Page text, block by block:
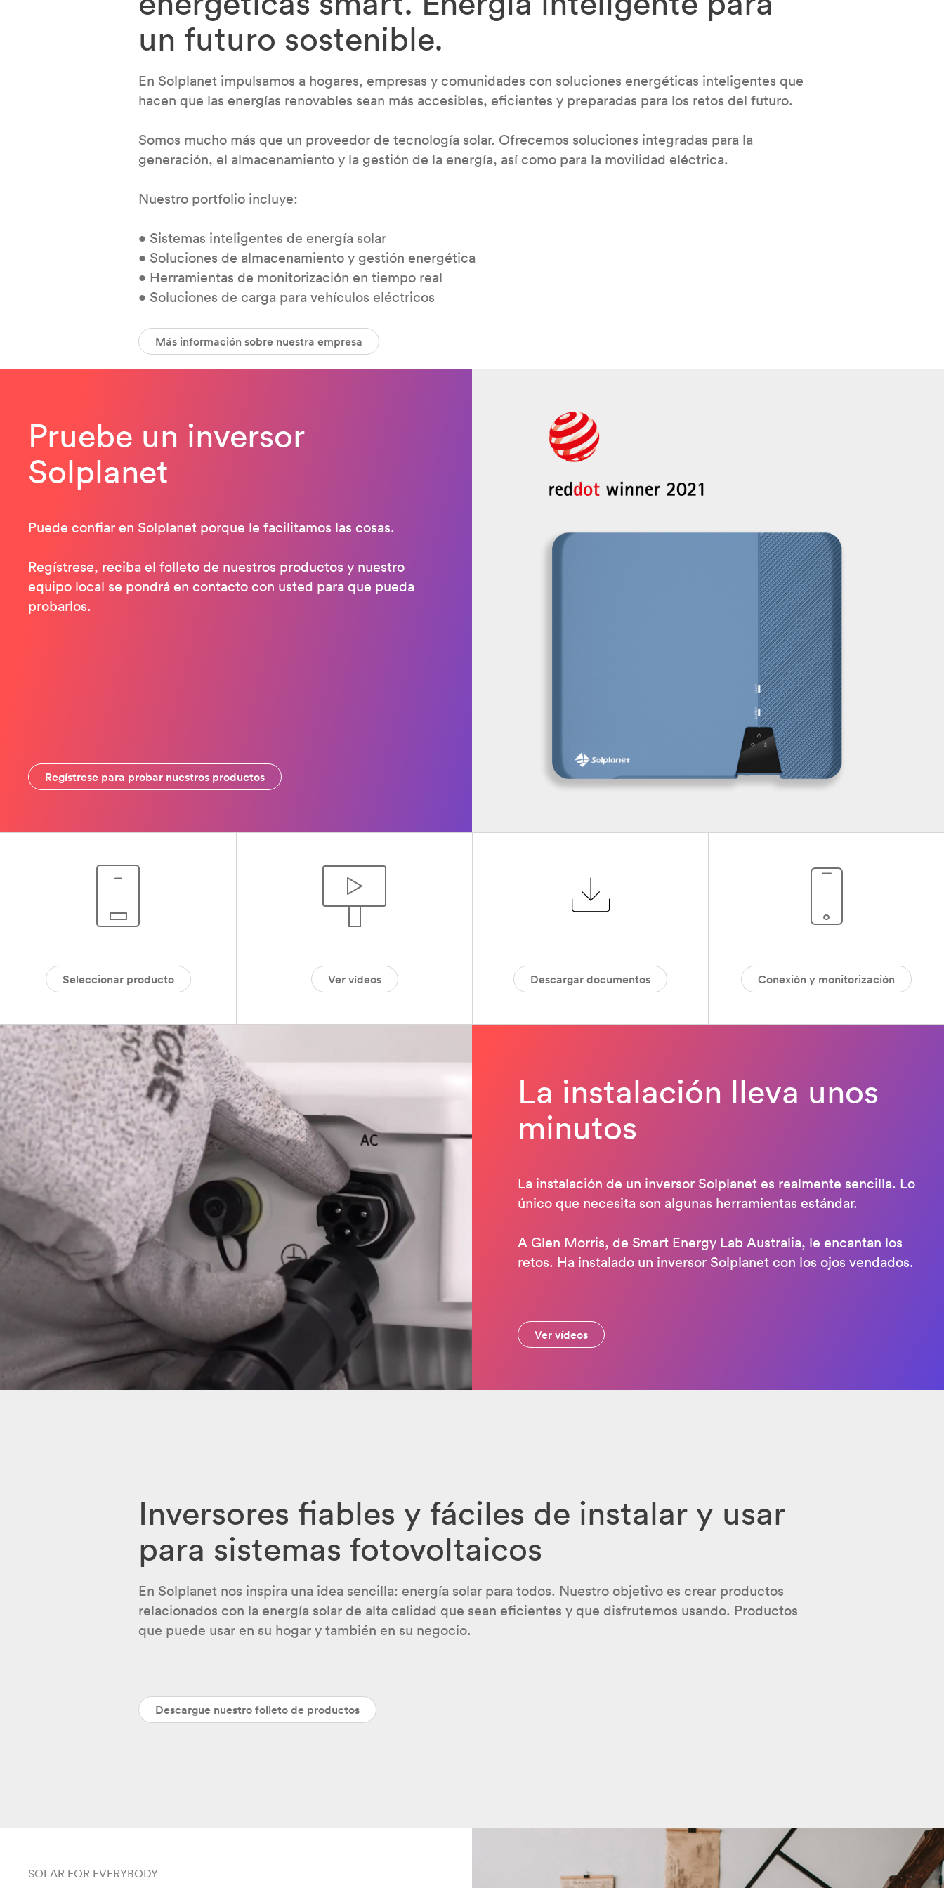
un futuro sostenible.
En Solplanet impulsamos a hogares, empresas y comunidades con soluciones energéticas inteligentes que
hacen que las energías renovables sean más accesibles, eficientes y preparadas para los retos del futuro.
Somos mucho más que un proveedor de tecnología solar. Ofrecemos soluciones integradas para la
generación, el almacenamiento y la gestión de la energía, así como para la movilidad eléctrica.
Nuestro portfolio incluye:
• Sistemas inteligentes de energía solar
• Soluciones de almacenamiento y gestión energética
• Herramientas de monitorización en tiempo real
• Soluciones de carga para vehículos eléctricos
Más información sobre nuestra empresa
Pruebe un inversor
Solplanet
Puede confiar en Solplanet porque le facilitamos las cosas.
Regístrese, reciba el folleto de nuestros productos y nuestro
equipo local se pondrá en contacto con usted para que pueda
probarlos.
Regístrese para probar nuestros productos
Seleccionar producto Ver vídeos Descargar documentos Conexión y monitorización
La instalación lleva unos
minutos
La instalación de un inversor Solplanet es realmente sencilla. Lo
único que necesita son algunas herramientas estándar.
A Glen Morris, de Smart Energy Lab Australia, le encantan los
retos. Ha instalado un inversor Solplanet con los ojos vendados.
Ver vídeos
Inversores fiables y fáciles de instalar y usar
para sistemas fotovoltaicos
En Solplanet nos inspira una idea sencilla: energía solar para todos. Nuestro objetivo es crear productos
relacionados con la energía solar de alta calidad que sean eficientes y que disfrutemos usando. Productos
que puede usar en su hogar y también en su negocio.
Descargue nuestro folleto de productos
SOLAR FOR EVERYBODY